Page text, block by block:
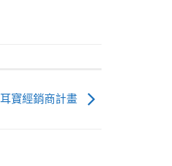
耳寶經銷商計畫